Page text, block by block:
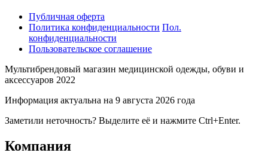
Публичная оферта
Политика конфиденциальности Пол.
конфиденциальности
Пользовательское соглашение
Мультибрендовый магазин медицинской одежды, обуви и
аксессуаров 2022
Информация актуальна на 9 августа 2026 года
Заметили неточность? Выделите её и нажмите Ctrl+Enter.
Компания